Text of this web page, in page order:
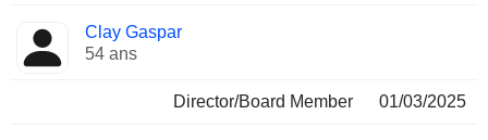
Clay Gaspar
54 ans
Director/Board Member 01/03/2025